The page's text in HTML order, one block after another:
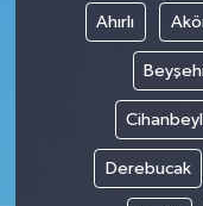
Ahırlı
Derebucak